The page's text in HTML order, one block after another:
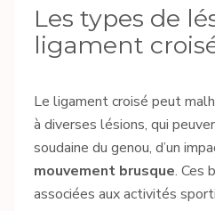
Les types de
ligament
Le ligament croisé peut
à diverses lésions, qui
soudaine du genou, d’un
mouvement brusque. Ces
associées aux activités